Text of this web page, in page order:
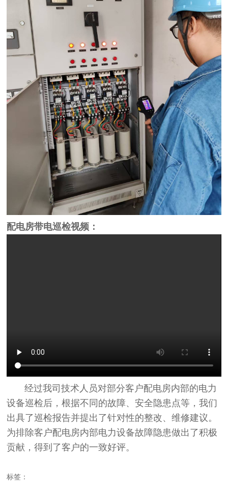
配电房带电巡检视频：
经过我司技术人员对部分客户配电房内部的电力
设备巡检后，根据不同的故障、安全隐患点等，我们
出具了巡检报告并提出了针对性的整改、维修建议。
为排除客户配电房内部电力设备故障隐患做出了积极
贡献，得到了客户的一致好评。
标签：